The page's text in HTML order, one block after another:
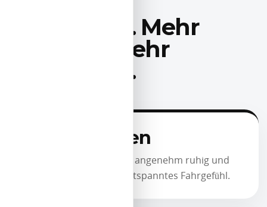
Mehr Ruhe. Mehr
Effizienz. Mehr
Fahrgefühl.
Leises Fahren
Elektrofahrzeuge fahren angenehm ruhig und
bieten ein besonders entspanntes Fahrgefühl.